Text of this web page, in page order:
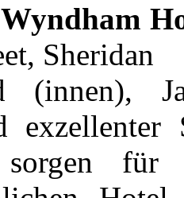
Sheridan
(innen),
exzellenter
für